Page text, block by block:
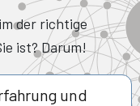
der richtige
ist? Darum!
und